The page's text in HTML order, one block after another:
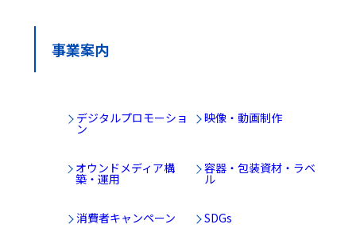
事業案内
デジタルプロモーショ
ン
映像・動画制作
オウンドメディア構
築・運用
容器・包装資材・ラベ
ル
消費者キャンペーン SDGs